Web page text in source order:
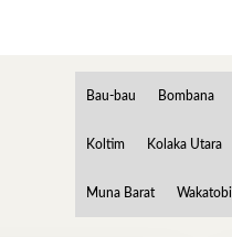
Bau-bau Bombana
Koltim Kolaka Utara
Muna Barat Wakatobi